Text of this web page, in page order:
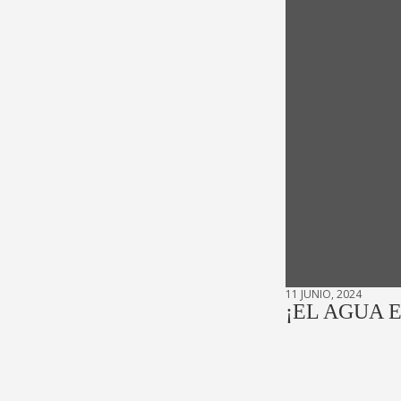
11 JUNIO, 2024
¡EL AGUA